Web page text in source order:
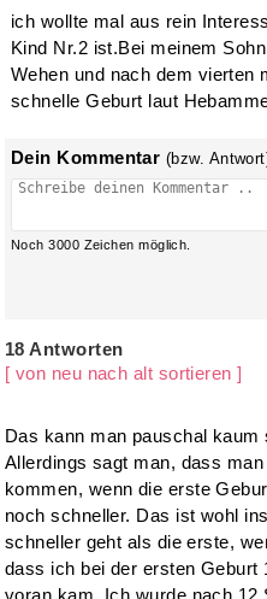
ich wollte mal aus rein
Kind Nr.2 ist.Bei meinem
Wehen und nach dem vierten
schnelle Geburt laut
Dein Kommentar (bzw.
Noch3000 Zeichen möglich.
18 Antworten
[ von neu nach alt sortieren ]
Das kann man pauschal
Allerdings sagt man, dass
kommen, wenn die erste
noch schneller. Das ist wohl
schneller geht als die erste,
dass ich bei der ersten Geburt